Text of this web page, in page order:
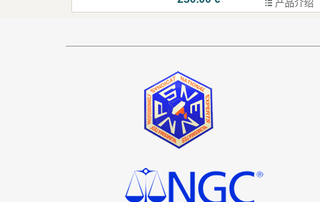
产品介绍